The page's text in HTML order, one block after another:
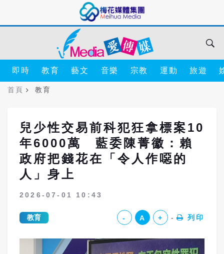
即時 教育 藝文 音樂 宗教 運動 旅遊
首頁 教育
兒少性交易前科犯狂拿標案10
年6000萬 藍委陳菁徽：賴
政府把錢花在「令人作噁的
人」身上
2026-07-01 10:43
教育 - A + 列印